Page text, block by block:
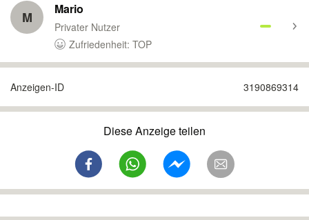
M Mario
Privater Nutzer
Zufriedenheit: TOP
Anzeigen-ID 3190869314
Diese Anzeige teilen